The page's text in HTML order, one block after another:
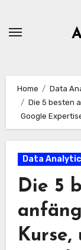
Home
Data
Die 5 besten
Google
Data
Die 5
Kurse,